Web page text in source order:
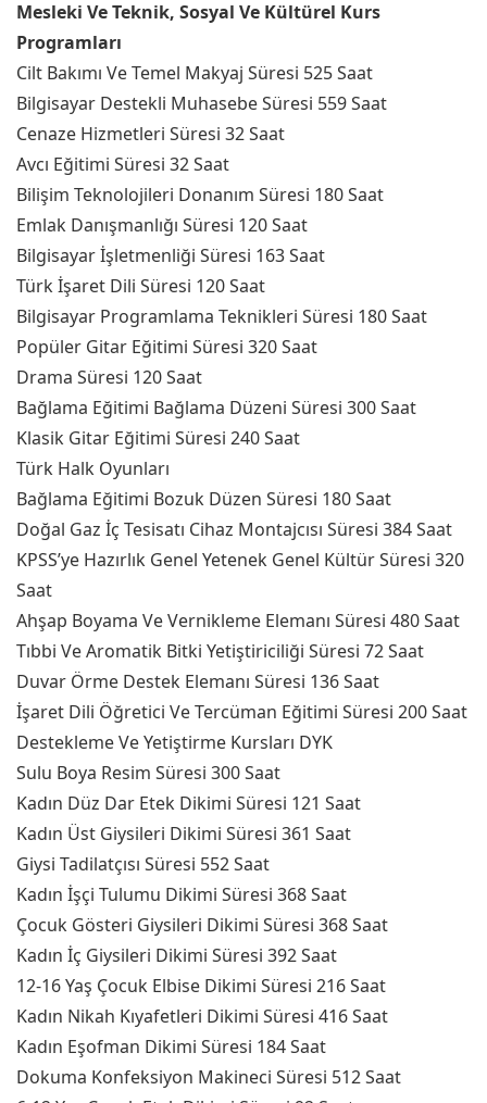
Mesleki Ve Teknik, Sosyal Ve Kültürel Kurs
Programları
Cilt Bakımı Ve Temel Makyaj Süresi 525 Saat
Bilgisayar Destekli Muhasebe Süresi 559 Saat
Cenaze Hizmetleri Süresi 32 Saat
Avcı Eğitimi Süresi 32 Saat
Bilişim Teknolojileri Donanım Süresi 180 Saat
Emlak Danışmanlığı Süresi 120 Saat
Bilgisayar İşletmenliği Süresi 163 Saat
Türk İşaret Dili Süresi 120 Saat
Bilgisayar Programlama Teknikleri Süresi 180 Saat
Popüler Gitar Eğitimi Süresi 320 Saat
Drama Süresi 120 Saat
Bağlama Eğitimi Bağlama Düzeni Süresi 300 Saat
Klasik Gitar Eğitimi Süresi 240 Saat
Türk Halk Oyunları
Bağlama Eğitimi Bozuk Düzen Süresi 180 Saat
Doğal Gaz İç Tesisatı Cihaz Montajcısı Süresi 384 Saat
KPSS’ye Hazırlık Genel Yetenek Genel Kültür Süresi 320
Saat
Ahşap Boyama Ve Vernikleme Elemanı Süresi 480 Saat
Tıbbi Ve Aromatik Bitki Yetiştiriciliği Süresi 72 Saat
Duvar Örme Destek Elemanı Süresi 136 Saat
İşaret Dili Öğretici Ve Tercüman Eğitimi Süresi 200 Saat
Destekleme Ve Yetiştirme Kursları DYK
Sulu Boya Resim Süresi 300 Saat
Kadın Düz Dar Etek Dikimi Süresi 121 Saat
Kadın Üst Giysileri Dikimi Süresi 361 Saat
Giysi Tadilatçısı Süresi 552 Saat
Kadın İşçi Tulumu Dikimi Süresi 368 Saat
Çocuk Gösteri Giysileri Dikimi Süresi 368 Saat
Kadın İç Giysileri Dikimi Süresi 392 Saat
12-16 Yaş Çocuk Elbise Dikimi Süresi 216 Saat
Kadın Nikah Kıyafetleri Dikimi Süresi 416 Saat
Kadın Eşofman Dikimi Süresi 184 Saat
Dokuma Konfeksiyon Makineci Süresi 512 Saat